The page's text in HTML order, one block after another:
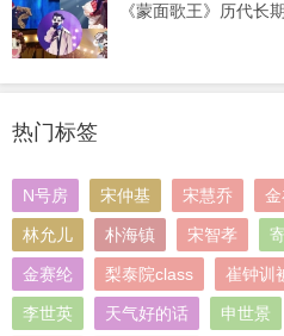
《蒙面歌王》历代长
热门标签
N号房 宋仲基 宋慧乔 金
林允儿 朴海镇 宋智孝
金赛纶 梨泰院class 崔钟训
李世英 天气好的话 申世景